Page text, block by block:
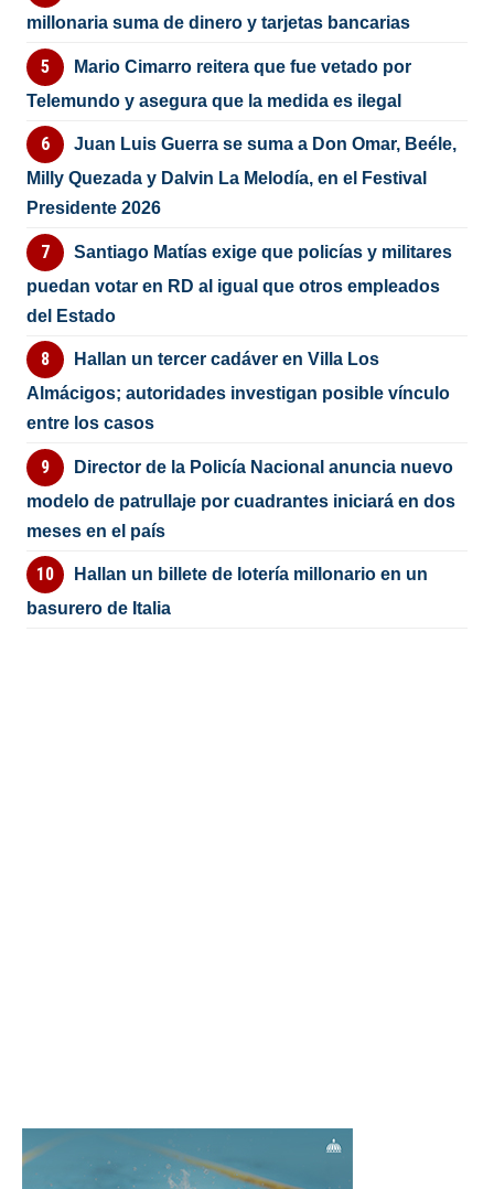
millonaria suma de dinero y tarjetas bancarias
Mario Cimarro reitera que fue vetado por
Telemundo y asegura que la medida es ilegal
Juan Luis Guerra se suma a Don Omar, Beéle,
Milly Quezada y Dalvin La Melodía, en el Festival
Presidente 2026
Santiago Matías exige que policías y militares
puedan votar en RD al igual que otros empleados
del Estado
Hallan un tercer cadáver en Villa Los
Almácigos; autoridades investigan posible vínculo
entre los casos
Director de la Policía Nacional anuncia nuevo
modelo de patrullaje por cuadrantes iniciará en dos
meses en el país
Hallan un billete de lotería millonario en un
basurero de Italia